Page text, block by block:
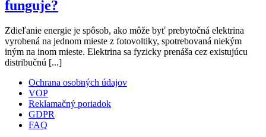
funguje?
Zdieľanie energie je spôsob, ako môže byť prebytočná elektrina
vyrobená na jednom mieste z fotovoltiky, spotrebovaná niekým
iným na inom mieste. Elektrina sa fyzicky prenáša cez existujúcu
distribučnú [...]
Ochrana osobných údajov
VOP
Reklamačný poriadok
GDPR
FAQ